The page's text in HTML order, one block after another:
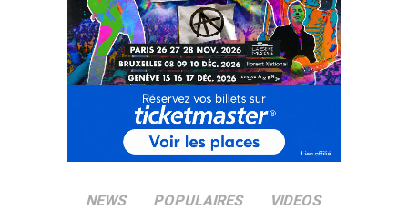
NEWS POPULAIRES VIDEOS